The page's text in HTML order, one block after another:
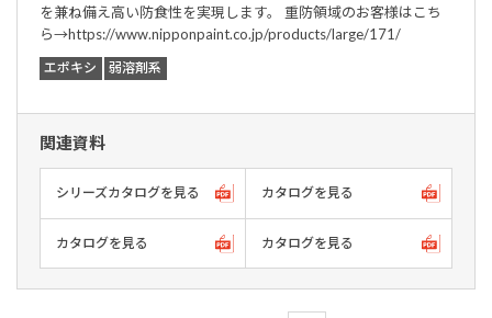
を兼ね備え高い防食性を実現します。 重防領域のお客様はこち
ら→https://www.nipponpaint.co.jp/products/large/171/
エポキシ 弱溶剤系
関連資料
シリーズカタログを見る カタログを見る
カタログを見る カタログを見る